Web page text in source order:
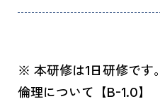
※ 本研修は1日研修です。
倫理について【B-1.0】